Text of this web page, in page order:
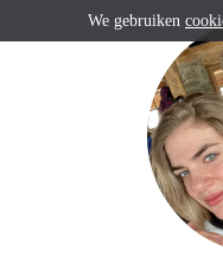
We gebruiken